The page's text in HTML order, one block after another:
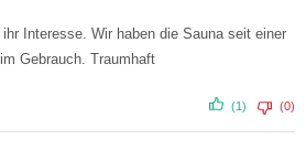
Interesse. Wir haben die Sauna seit einer
Gebrauch. Traumhaft
(1) (0)